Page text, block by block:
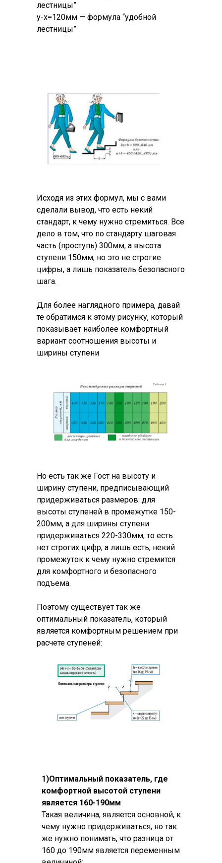
лестницы”
у-х=120мм — формула “удобной
лестницы”
Исходя из этих формул, мы с вами
сделали вывод, что есть некий
стандарт, к чему нужно стремиться. Все
дело в том, что по стандарту шаговая
часть (проступь) 300мм, а высота
ступени 150мм, но это не строгие
цифры, а лишь показатель безопасного
шага.
Для более наглядного примера, давай
те обратимся к этому рисунку, который
показывает наиболее комфортный
вариант соотношения высоты и
ширины ступени
Но есть так же Гост на высоту и
ширину ступени, предписывающий
придерживаться размеров: для
высоты ступеней в промежутке 150-
200мм, а для ширины ступени
придерживаться 220-330мм, то есть
нет строгих цифр, а лишь есть, некий
промежуток к чему нужно стремится
для комфортного и безопасного
подъема.
Поэтому существует так же
оптимальный показатель, который
является комфортным решением при
расчете ступеней:
1)Оптимальный показатель, где
комфортной высотой ступени
является 160-190мм
Такая величина, является основной, к
чему нужно придерживаться, но так
же нужно понимать, что разница от
160 до 190мм является переменным